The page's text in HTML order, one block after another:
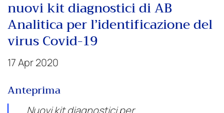
nuovi kit diagnostici di AB
Analitica per l’identificazione del
virus Covid-19
17 Apr 2020
Anteprima
Nuovi kit diagnostici per